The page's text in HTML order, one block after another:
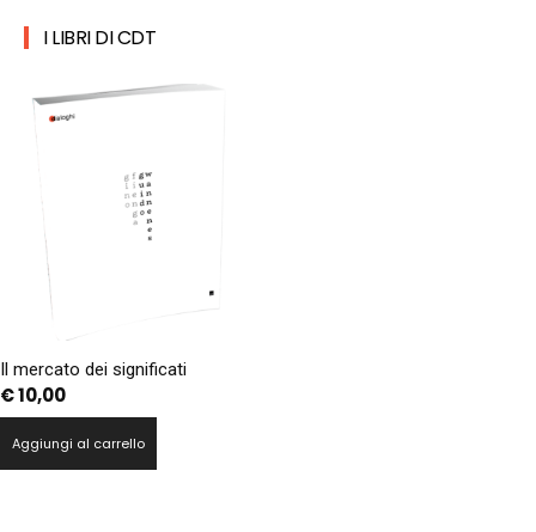
I LIBRI DI CDT
Il mercato dei significati
€10,00
Aggiungi al carrello